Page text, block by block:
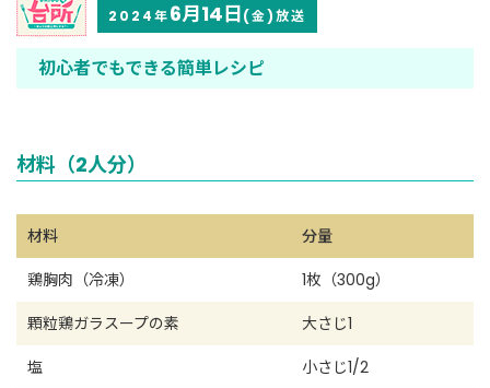
2024年6月14日(金)放送
初心者でもできる簡単レシピ
材料（2人分）
材料
分量
鶏胸肉（冷凍）
1枚（300g）
顆粒鶏ガラスープの素
大さじ1
塩
小さじ1/2